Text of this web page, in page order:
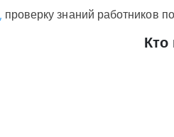
проверку знаний работников
Кто